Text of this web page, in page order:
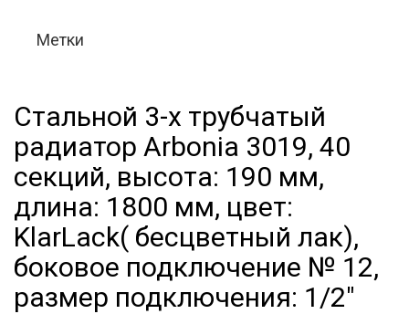
Метки
Стальной 3-х трубчатый
радиатор Arbonia 3019, 40
секций, высота: 190 мм,
длина: 1800 мм, цвет:
KlarLack( бесцветный лак),
боковое подключение № 12,
размер подключения: 1/2"